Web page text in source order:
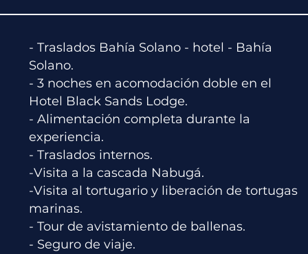
- Traslados Bahía Solano - hotel - Bahía
Solano.
- 3 noches en acomodación doble en el
Hotel Black Sands Lodge.
- Alimentación completa durante la
experiencia.
- Traslados internos.
-Visita a la cascada Nabugá.
-Visita al tortugario y liberación de tortugas
marinas.
- Tour de avistamiento de ballenas.
- Seguro de viaje.